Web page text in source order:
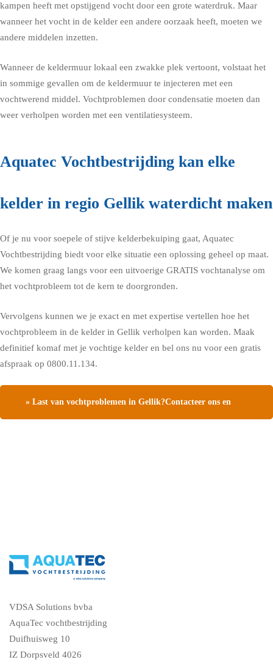
kampen heeft met opstijgend vocht door een grote waterdruk. Maar
wanneer het vocht in de kelder een andere oorzaak heeft, moeten we
andere middelen inzetten.
Wanneer de keldermuur lokaal een zwakke plek vertoont, volstaat het
in sommige gevallen om de keldermuur te injecteren met een
vochtwerend middel. Vochtproblemen door condensatie moeten dan
weer verholpen worden met een ventilatiesysteem.
Aquatec Vochtbestrijding kan elke
kelder in regio Gellik waterdicht maken
Of je nu voor soepele of stijve kelderbekuiping gaat, Aquatec
Vochtbestrijding biedt voor elke situatie een oplossing geheel op maat.
We komen graag langs voor een uitvoerige GRATIS vochtanalyse om
het vochtprobleem tot de kern te doorgronden.
Vervolgens kunnen we je exact en met expertise vertellen hoe het
vochtprobleem in de kelder in Gellik verholpen kan worden. Maak
definitief komaf met je vochtige kelder en bel ons nu voor een gratis
afspraak op 0800.11.134.
» Last van vochtproblemen in Gellik?Contacteer ons en
VDSA Solutions bvba
AquaTec vochtbestrijding
Duifhuisweg 10
IZ Dorpsveld 4026